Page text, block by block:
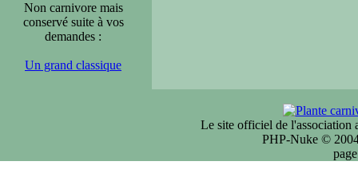
Non carnivore mais
conservé suite à vos
demandes :
Un grand classique
Le site officiel de l'association
PHP-Nuke ©